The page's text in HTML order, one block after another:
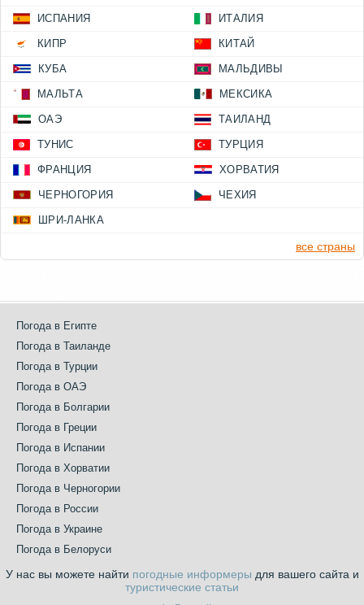
ИСПАНИЯ ИТАЛИЯ
КИПР КИТАЙ
КУБА МАЛЬДИВЫ
МАЛЬТА МЕКСИКА
ОАЭ ТАИЛАНД
ТУНИС ТУРЦИЯ
ФРАНЦИЯ ХОРВАТИЯ
ЧЕРНОГОРИЯ ЧЕХИЯ
ШРИ-ЛАНКА
все страны
Погода в Египте
Погода в Таиланде
Погода в Турции
Погода в ОАЭ
Погода в Болгарии
Погода в Греции
Погода в Испании
Погода в Хорватии
Погода в Черногории
Погода в России
Погода в Украине
Погода в Белоруси
У нас вы можете найти погодные информеры для вашего сайта и
туристические статьи